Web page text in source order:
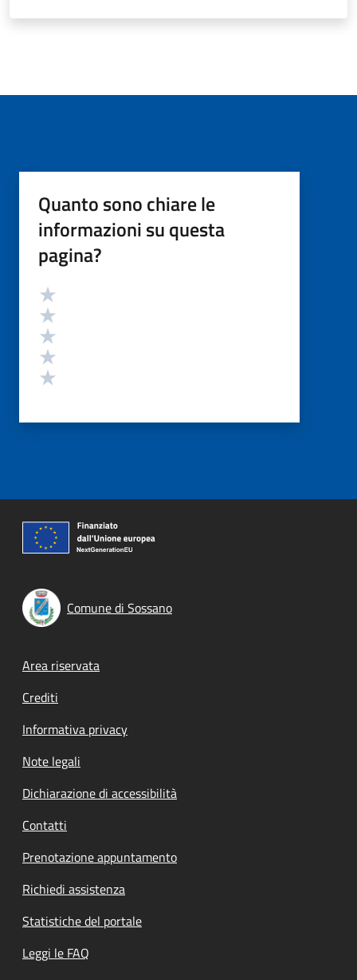
Quanto sono chiare le
informazioni su questa
pagina?
Valutazione
Comune di Sossano
Footer menu
Area riservata
Crediti
Informativa privacy
Note legali
Dichiarazione di accessibilità
Contatti
Prenotazione appuntamento
Richiedi assistenza
Statistiche del portale
Leggi le FAQ